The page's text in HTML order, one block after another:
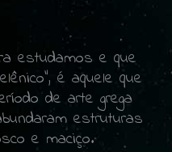
estudamos e que
é aquele que
de arte grega
estruturas
e maciço.